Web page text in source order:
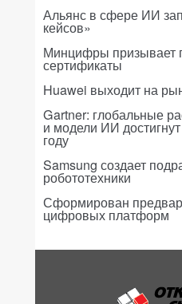
Альянс в сфере ИИ
кейсов»
Минцифры призывает
сертификаты
Huawei выходит на
Gartner: глобальные
и модели ИИ
году
Samsung создает
робототехники
Сформирован
цифровых платформ